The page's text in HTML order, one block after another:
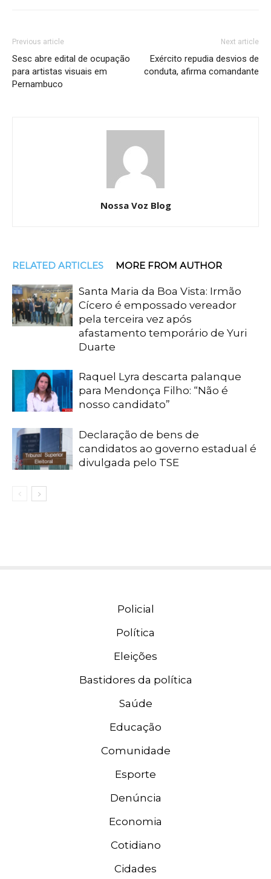
Previous article
Sesc abre edital de ocupação
para artistas visuais em
Pernambuco
Next article
Exército repudia desvios de
conduta, afirma comandante
Nossa Voz Blog
RELATED ARTICLES MORE FROM AUTHOR
Santa Maria da Boa Vista: Irmão
Cícero é empossado vereador
pela terceira vez após
afastamento temporário de Yuri
Duarte
Raquel Lyra descarta palanque
para Mendonça Filho: “Não é
nosso candidato”
Declaração de bens de
candidatos ao governo estadual é
divulgada pelo TSE
Policial
Política
Eleições
Bastidores da política
Saúde
Educação
Comunidade
Esporte
Denúncia
Economia
Cotidiano
Cidades